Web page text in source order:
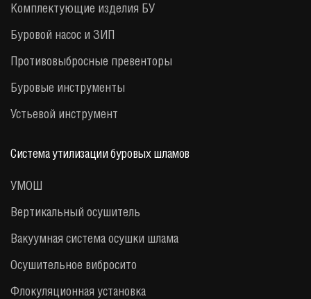
Комплектующие изделия БУ
Буровой насос и ЗИП
Противовыбросные превенторы
Буровые инструменты
Устьевой инструмент
Система утилизации буровых шламов
УМОШ
Вертикальный осушитель
Вакуумная система осушки шлама
Осушительное вибросито
Флокуляционная установка